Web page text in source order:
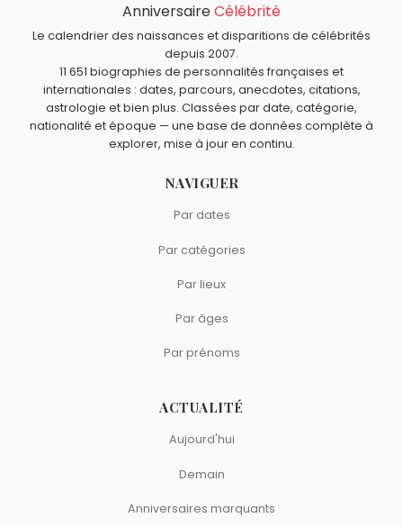
AnniversaireCélébrité
Le calendrier des naissances et disparitions de célébrités
depuis 2007.
11 651 biographies de personnalités françaises et
internationales : dates, parcours, anecdotes, citations,
astrologie et bien plus. Classées par date, catégorie,
nationalité et époque — une base de données complète à
explorer, mise à jour en continu.
NAVIGUER
Par dates
Par catégories
Par lieux
Par âges
Par prénoms
ACTUALITÉ
Aujourd'hui
Demain
Anniversaires marquants